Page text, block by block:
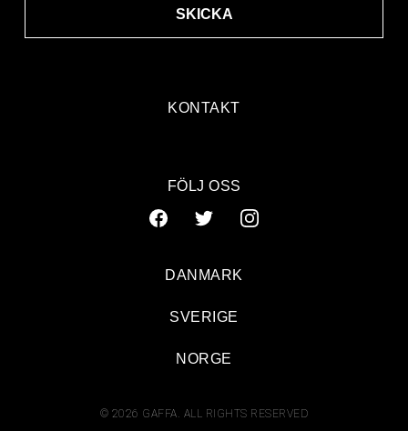
KONTAKT
SKICKA
FÖLJ OSS
© 2026 GAFFA. ALL RIGHTS RESERVED
DANMARK
SVERIGE
NORGE